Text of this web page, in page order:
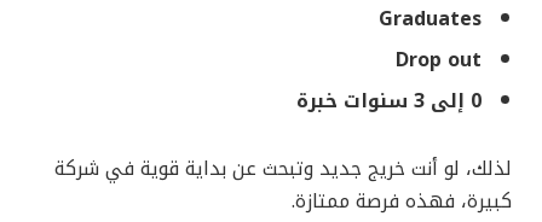
Graduates
Drop out
0 إلى 3 سنوات خبرة
لذلك، لو أنت خريج جديد وتبحث عن بداية قوية في شركة
كبيرة، فهذه فرصة ممتازة.